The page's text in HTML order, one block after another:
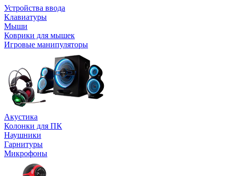
Устройства ввода
Клавиатуры
Мыши
Коврики для мышек
Игровые манипуляторы
Акустика
Колонки для ПК
Наушники
Гарнитуры
Микрофоны